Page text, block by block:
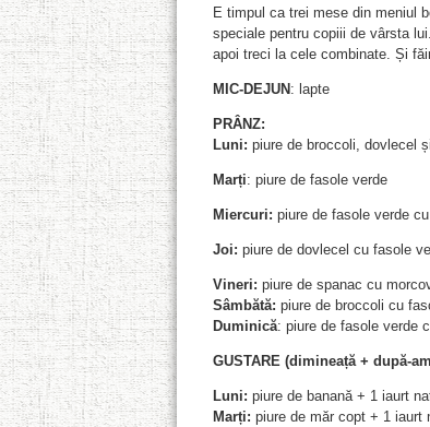
E timpul ca trei mese din meniul
speciale pentru copiii de vârsta
apoi treci la cele combinate. Și
MIC-DEJUN : lapte
PRÂNZ:
Luni: piure de broccoli, dovlecel
Marți: piure de fasole verde
Miercuri: piure de fasole verde
Joi: piure de dovlecel cu fasole
Vineri: piure de spanac cu
Sâmbătă: piure de broccoli cu
Duminică: piure de fasole verde
GUSTARE (dimineață + după-
Luni: piure de banană + 1 iaurt
Marți: piure de măr copt + 1 iaurt